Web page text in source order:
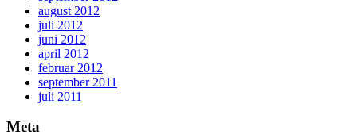
august 2012
juli 2012
juni 2012
april 2012
februar 2012
september 2011
juli 2011
Meta